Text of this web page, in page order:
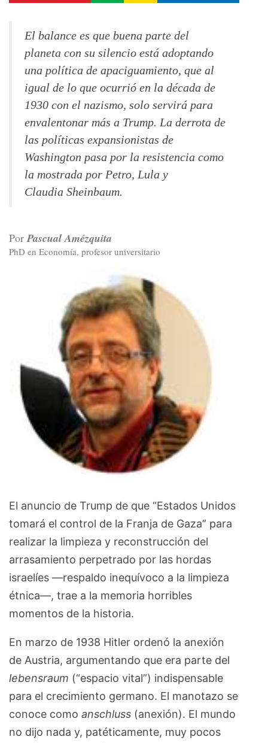
El balance es que buena parte del
planeta con su silencio está adoptando
una política de apaciguamiento, que al
igual de lo que ocurrió en la década de
1930 con el nazismo, solo servirá para
envalentonar más a Trump. La derrota de
las políticas expansionistas de
Washington pasa por la resistencia como
la mostrada por Petro, Lula y
Claudia Sheinbaum.
Por Pascual Amézquita
PhD en Economía, profesor universitario
El anuncio de Trump de que “Estados Unidos
tomará el control de la Franja de Gaza” para
realizar la limpieza y reconstrucción del
arrasamiento perpetrado por las hordas
israelíes —respaldo inequívoco a la limpieza
étnica—, trae a la memoria horribles
momentos de la historia.
En marzo de 1938 Hitler ordenó la anexión
de Austria, argumentando que era parte del
lebensraum (“espacio vital”) indispensable
para el crecimiento germano. El manotazo se
conoce como anschluss (anexión). El mundo
no dijo nada y, patéticamente, muy pocos